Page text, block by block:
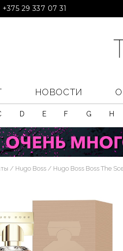
+375 29 337 07 31
НОВОСТИ
D E F G H
Hugo Boss Hugo Boss Boss The